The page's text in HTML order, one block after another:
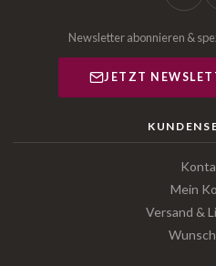
Newsletter abonnieren &
JETZT
Mein
Versand &